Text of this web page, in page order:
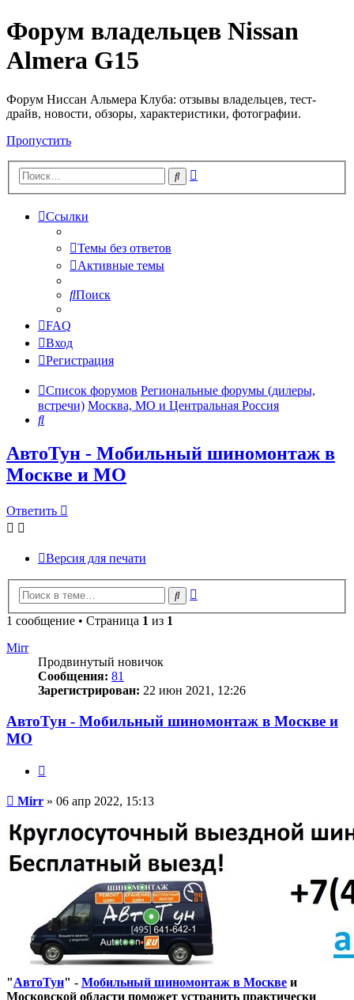
Форум владельцев Nissan
Almera G15
Форум Ниссан Альмера Клуба: отзывы владельцев, тест-
драйв, новости, обзоры, характеристики, фотографии.
Пропустить
Поиск
Ссылки
Темы без ответов
Активные темы
Поиск
FAQ
Вход
Регистрация
Список форумов Региональные форумы (дилеры,
встречи) Москва, МО и Центральная Россия
Поиск
АвтоТун - Мобильный шиномонтаж в
Москве и МО
Ответить
Версия для печати
Поиск
1 сообщение • Страница 1 из 1
Mirr
Продвинутый новичок
Сообщения: 81
Зарегистрирован: 22 июн 2021, 12:26
АвтоТун - Мобильный шиномонтаж в Москве и
МО
Сообщение
Mirr » 06 апр 2022, 15:13
"АвтоТун" - Мобильный шиномонтаж в Москве и
Московской области поможет устранить практически